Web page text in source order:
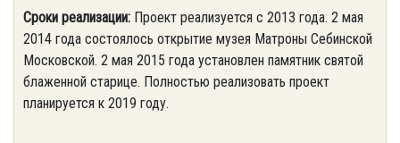
Сроки реализации: Проект реализуется с 2013 года. 2 мая
2014 года состоялось открытие музея Матроны Себинской
Московской. 2 мая 2015 года установлен памятник святой
блаженной старице. Полностью реализовать проект
планируется к 2019 году.